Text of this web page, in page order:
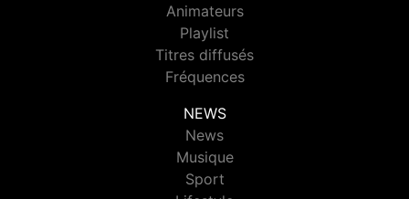
Animateurs
Playlist
Titres diffusés
Fréquences
NEWS
News
Musique
Sport